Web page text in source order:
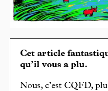
Cet article
qu’il vous a plu.
Nous, c’est CQFD,